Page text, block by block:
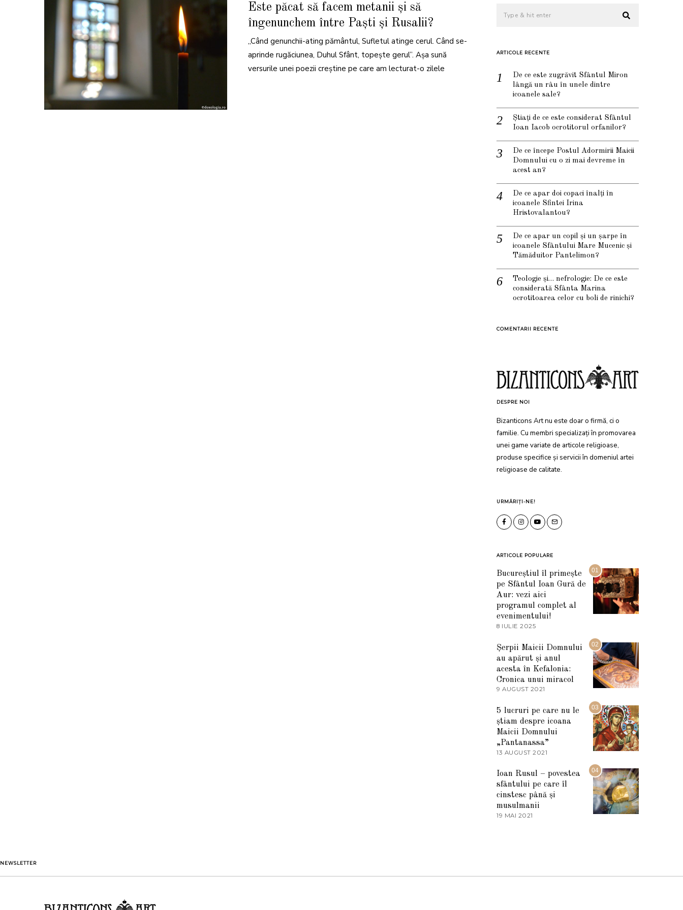
M
A
2
0
2
Este păcat să facem metanii și să
îngenunchem între Paști și Rusalii?
„Când genunchii-ating pământul, Sufletul atinge cerul. Când se-
aprinde rugăciunea, Duhul Sfânt, topește gerul”. Așa sună
versurile unei poezii creștine pe care am lecturat-o zilele
ARTICOLE RECENTE
De ce este zugrăvit Sfântul Miron
lângă un râu în unele dintre
icoanele sale?
Știați de ce este considerat Sfântul
Ioan Iacob ocrotitorul orfanilor?
De ce începe Postul Adormirii Maicii
Domnului cu o zi mai devreme în
acest an?
De ce apar doi copaci înalți în
icoanele Sfintei Irina
Hristovalantou?
De ce apar un copil și un șarpe în
icoanele Sfântului Mare Mucenic și
Tămăduitor Pantelimon?
Teologie și… nefrologie: De ce este
considerată Sfânta Marina
ocrotitoarea celor cu boli de rinichi?
COMENTARII RECENTE
DESPRE NOI
Bizanticons Art nu este doar o firmă, ci o
familie. Cu membri specializați în promovarea
unei game variate de articole religioase,
produse specifice și servicii în domeniul artei
religioase de calitate.
URMĂRIȚI-NE!
ARTICOLE POPULARE
01
Bucureștiul îl primește
pe Sfântul Ioan Gură de
Aur: vezi aici
programul complet al
evenimentului!
8 IULIE 2025
U
L
I
2
0
5
02
Șerpii Maicii Domnului
au apărut și anul
acesta în Kefalonia:
Cronica unui miracol
9 AUGUST 2021
A
R
T
I
2
2
2
03
5 lucruri pe care nu le
știam despre icoana
Maicii Domnului
„Pantanassa”
13 AUGUST 2021
U
G
U
S
04
Ioan Rusul – povestea
sfântului pe care îl
cinstesc până și
musulmanii
19 MAI 2021
NEWSLETTER